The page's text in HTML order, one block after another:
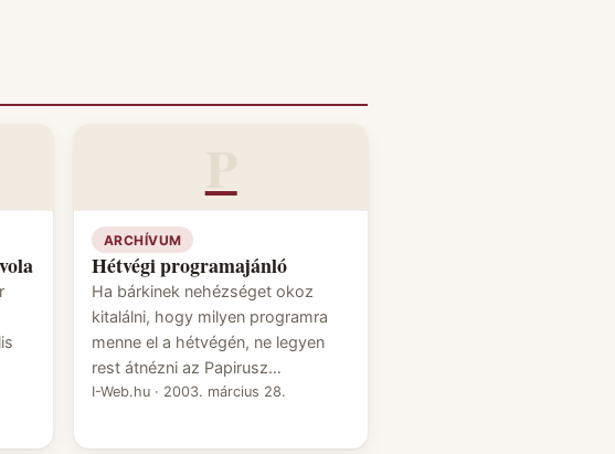
ARCHÍVUM
Hétvégi programajánló
Ha bárkinek nehézséget okoz
kitalálni, hogy milyen programra
menne el a hétvégén, ne legyen
rest átnézni az Papirusz…
I-Web.hu · 2003. március 28.